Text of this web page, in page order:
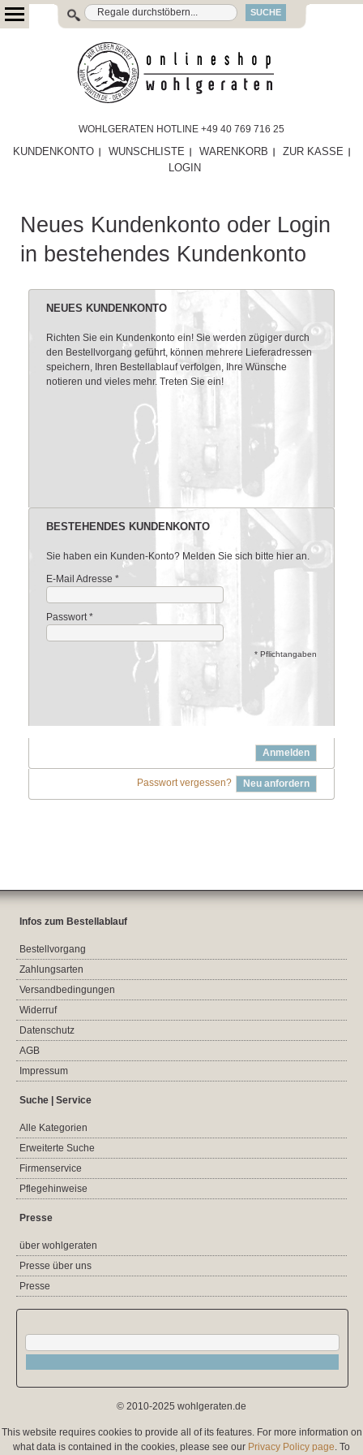
SUCHE
WOHLGERATEN HOTLINE +49 40 769 716 25
KUNDENKONTO WUNSCHLISTE WARENKORB
ZUR KASSE
LOGIN
Neues Kundenkonto oder Login
in bestehendes Kundenkonto
NEUES KUNDENKONTO
Richten Sie ein Kundenkonto ein! Sie werden zügiger durch
den Bestellvorgang geführt, können mehrere Lieferadressen
speichern, Ihren Bestellablauf verfolgen, Ihre Wünsche
notieren und vieles mehr. Treten Sie ein!
BESTEHENDES KUNDENKONTO
Sie haben ein Kunden-Konto? Melden Sie sich bitte hier an.
*
E-Mail Adresse
*
Passwort
* Pflichtangaben
Anmelden
Passwort vergessen? Neu anfordern
Infos zum Bestellablauf
Bestellvorgang
Zahlungsarten
Versandbedingungen
Widerruf
Datenschutz
AGB
Impressum
Suche | Service
Alle Kategorien
Erweiterte Suche
Firmenservice
Pflegehinweise
Presse
über wohlgeraten
Presse über uns
Presse
© 2010-2025 wohlgeraten.de
This website requires cookies to provide all of its features. For more information on
what data is contained in the cookies, please see our Privacy Policy page. To